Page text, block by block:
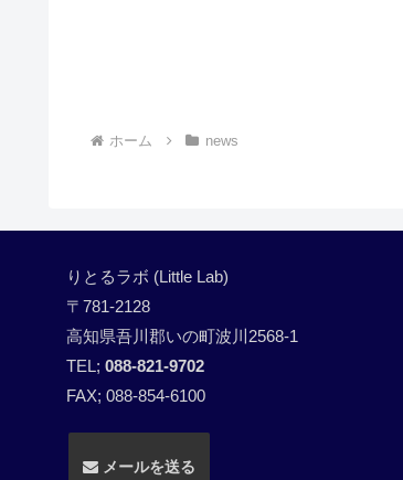
ホーム news
りとるラボ (Little Lab)
〒781-2128
高知県吾川郡いの町波川2568-1
TEL; 088-821-9702
FAX; 088-854-6100
メールを送る